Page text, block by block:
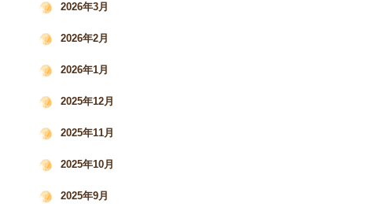
2026年3月
2026年2月
2026年1月
2025年12月
2025年11月
2025年10月
2025年9月